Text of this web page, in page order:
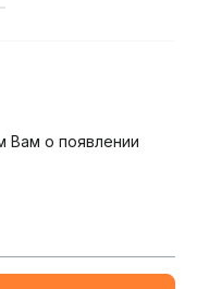
Вам о появлении